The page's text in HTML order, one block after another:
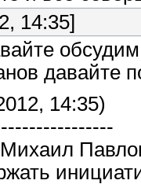
14:35]
давайте
14:35)